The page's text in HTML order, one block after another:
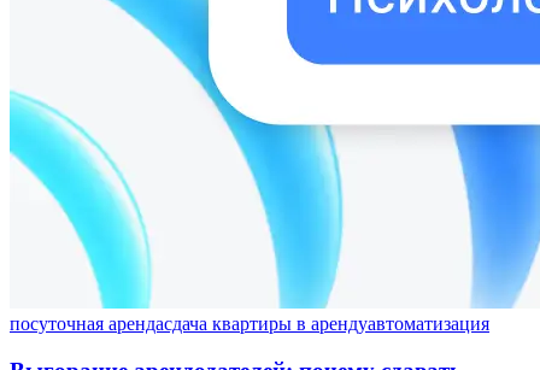
посуточная арендасдача квартиры в арендуавтоматизация